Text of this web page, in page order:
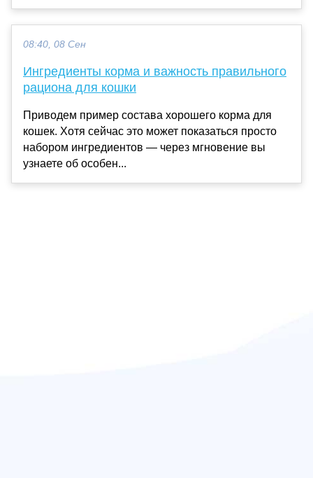
08:40, 08 Сен
Ингредиенты корма и важность правильного
рациона для кошки
Приводем пример состава хорошего корма для
кошек. Хотя сейчас это может показаться просто
набором ингредиентов — через мгновение вы
узнаете об особен...